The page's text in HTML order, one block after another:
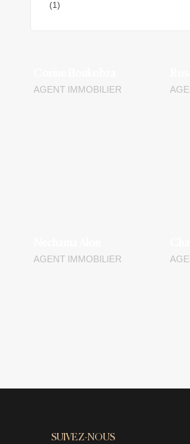
AGENT IMMOBILIER
AGENT IMMOBILIER
SUIVEZ-NOUS